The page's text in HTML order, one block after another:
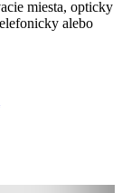
miesta, opticky
alebo